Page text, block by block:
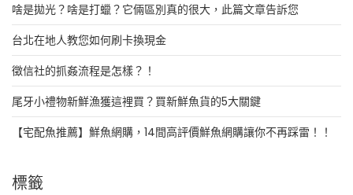
啥是拋光？啥是打蠟？它倆區別真的很大，此篇文章告訴您
台北在地人教您如何刷卡換現金
徵信社的抓姦流程是怎樣？！
尾牙小禮物新鮮漁獲這裡買？買新鮮魚貨的5大關鍵
【宅配魚推薦】鮮魚網購，14間高評價鮮魚網購讓你不再踩雷！！
標籤